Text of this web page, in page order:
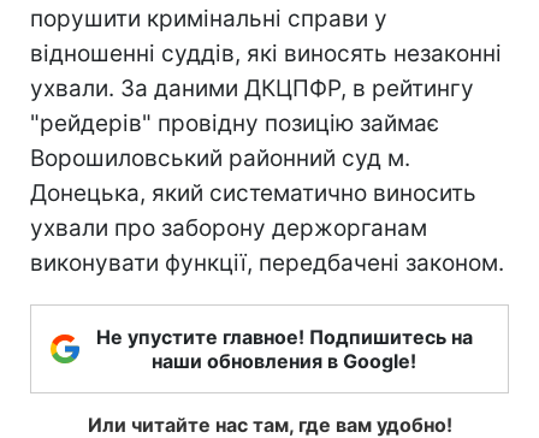
порушити кримінальні справи у
відношенні суддів, які виносять незаконні
ухвали. За даними ДКЦПФР, в рейтингу
"рейдерів" провідну позицію займає
Ворошиловський районний суд м.
Донецька, який систематично виносить
ухвали про заборону держорганам
виконувати функції, передбачені законом.
Не упустите главное! Подпишитесь на
наши обновления в Google!
Или читайте нас там, где вам удобно!